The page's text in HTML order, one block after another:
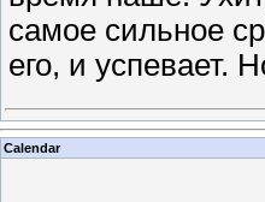
самое сильное
его, и успевает.
Calendar